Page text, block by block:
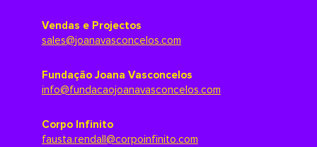
Vendas e Projectos
sales@joanavasconcelos.com
Fundação Joana Vasconcelos
info@fundacaojoanavasconcelos.com
Corpo Infinito
fausta.rendall@corpoinfinito.com